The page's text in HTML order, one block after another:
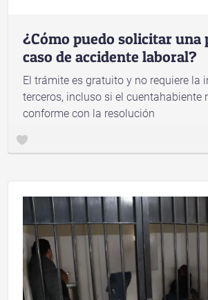
¿Cómo puedo solicitar una
caso de accidente laboral?
El trámite es gratuito y no requiere la
terceros, incluso si el cuentahabiente
conforme con la resolución